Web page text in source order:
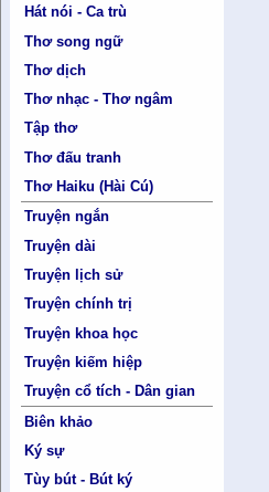
Hát nói - Ca trù
Thơ song ngữ
Thơ dịch
Thơ nhạc - Thơ ngâm
Tập thơ
Thơ đấu tranh
Thơ Haiku (Hài Cú)
Truyện ngắn
Truyện dài
Truyện lịch sử
Truyện chính trị
Truyện khoa học
Truyện kiếm hiệp
Truyện cổ tích - Dân gian
Biên khảo
Ký sự
Tùy bút - Bút ký